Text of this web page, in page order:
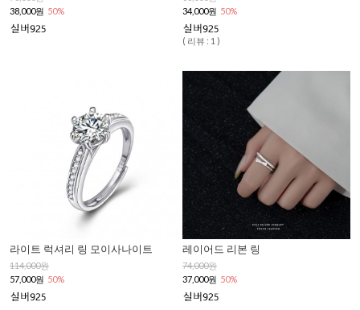
38,000원 50%
34,000원 50%
( 리뷰 : 1 )
라이트 럭셔리 링 모이사나이트
114,000원
57,000원 50%
레이어드 리본 링
74,000원
37,000원 50%